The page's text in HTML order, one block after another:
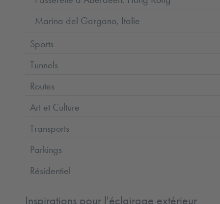
Marina del Gargano, Italie
Sports
Tunnels
Routes
Art et Culture
Transports
Parkings
Résidentiel
Inspirations pour l'éclairage extérieur